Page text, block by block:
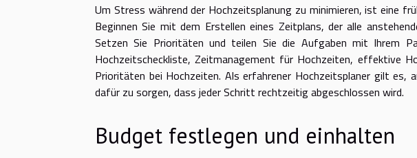
Um Stress während der Hochzeitsplanung zu minimieren, ist eine
Beginnen Sie mit dem Erstellen eines Zeitplans, der alle
Setzen Sie Prioritäten und teilen Sie die Aufgaben mit Ihrem
Hochzeitscheckliste, Zeitmanagement für Hochzeiten, effektive
Prioritäten bei Hochzeiten. Als erfahrener Hochzeitsplaner gilt es,
dafür zu sorgen, dass jeder Schritt rechtzeitig abgeschlossen wird.
Budget festlegen und einhalten